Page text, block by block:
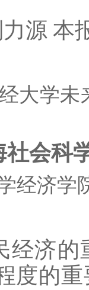
源 本
大学未
社会科
经济学
经济
度的